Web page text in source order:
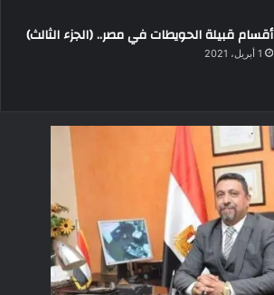
أقسام قبيلة الحويطات في مصر.. (الجزء الثالث)
1 أبريل، 2021